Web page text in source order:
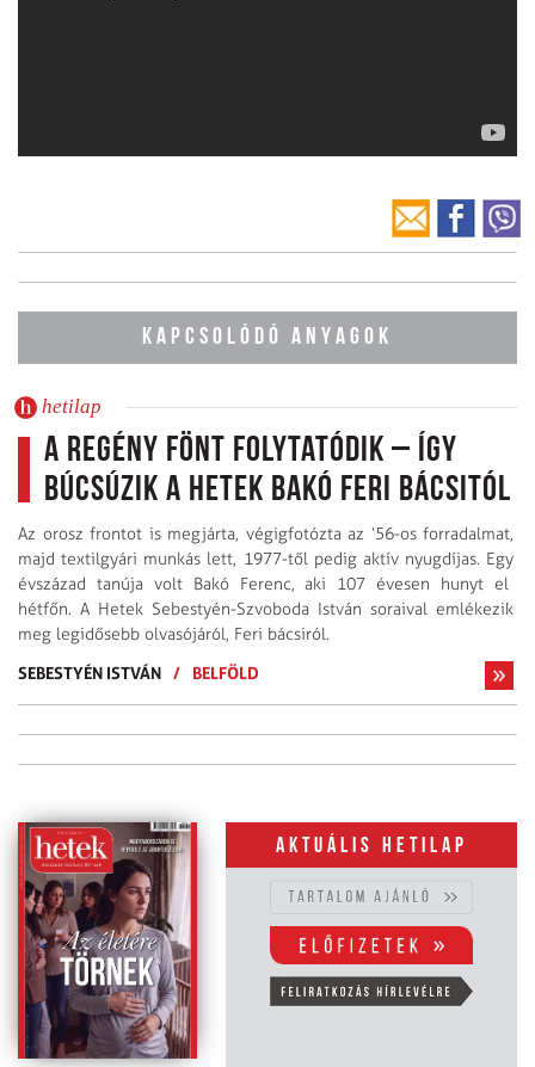
KAPCSOLÓDÓ ANYAGOK
hetilap
A regény fönt folytatódik – így
búcsúzik a Hetek Bakó Feri bácsitól
Az orosz frontot is megjárta, végigfotózta az ‘56-os forradalmat,
majd textilgyári munkás lett, 1977-től pedig aktív nyugdíjas. Egy
évszázad tanúja volt Bakó Ferenc, aki 107 évesen hunyt el
hétfőn. A Hetek Sebestyén-Szvoboda István soraival emlékezik
meg legidősebb olvasójáról, Feri bácsiról.
SEBESTYÉN ISTVÁN / BELFÖLD
Aktuális hetilap